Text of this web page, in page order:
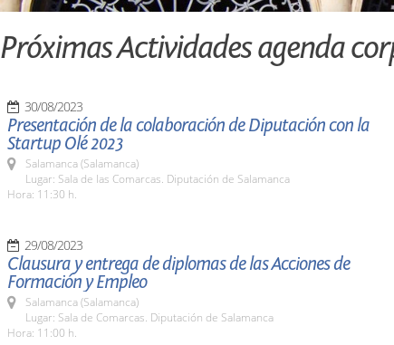
Próximas Actividades agenda
30/08/2023
Presentación de la colaboración de Diputación con la
Startup Olé 2023
Salamanca (Salamanca)
Lugar: Sala de las Comarcas. Diputación de Salamanca
Hora: 11:30 h.
29/08/2023
Clausura y entrega de diplomas de las Acciones de
Formación y Empleo
Salamanca (Salamanca)
Lugar: Sala de Comarcas. Diputación de Salamanca
Hora: 11:00 h.